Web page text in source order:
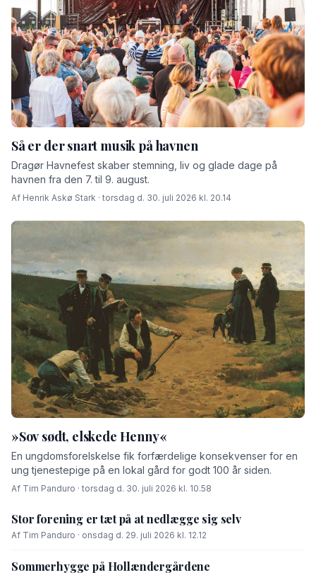
Så er der snart musik på havnen
Dragør Havnefest skaber stemning, liv og glade dage på
havnen fra den 7. til 9. august.
Af Henrik Askø Stark · torsdag d. 30. juli 2026 kl. 20.14
»Sov sødt, elskede Henny«
En ungdomsforelskelse fik forfærdelige konsekvenser for en
ung tjenestepige på en lokal gård for godt 100 år siden.
Af Tim Panduro · torsdag d. 30. juli 2026 kl. 10.58
Stor forening er tæt på at nedlægge sig selv
Af Tim Panduro · onsdag d. 29. juli 2026 kl. 12.12
Sommerhygge på Hollændergårdene